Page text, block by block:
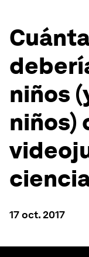
niños
niños)
17 oct. 2017